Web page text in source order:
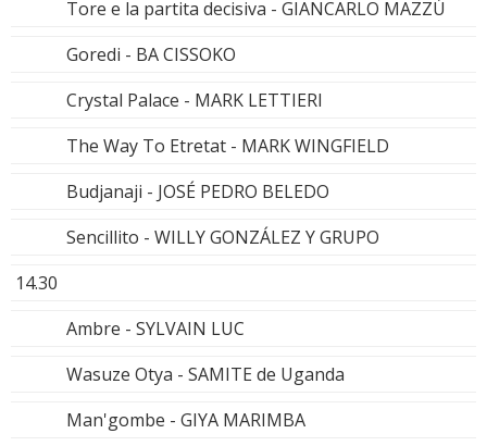
Tore e la partita decisiva - GIANCARLO MAZZÚ
Goredi - BA CISSOKO
Crystal Palace - MARK LETTIERI
The Way To Etretat - MARK WINGFIELD
Budjanaji - JOSÉ PEDRO BELEDO
Sencillito - WILLY GONZÁLEZ Y GRUPO
14.30
Ambre - SYLVAIN LUC
Wasuze Otya - SAMITE de Uganda
Man'gombe - GIYA MARIMBA